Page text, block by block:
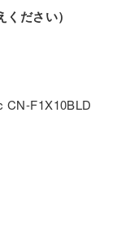
ださい）
CN-F1X10BLD